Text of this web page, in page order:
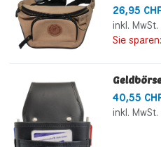
26,95 CHF
inkl. MwSt.
Sie sparen:
40,55
inkl. MwSt.